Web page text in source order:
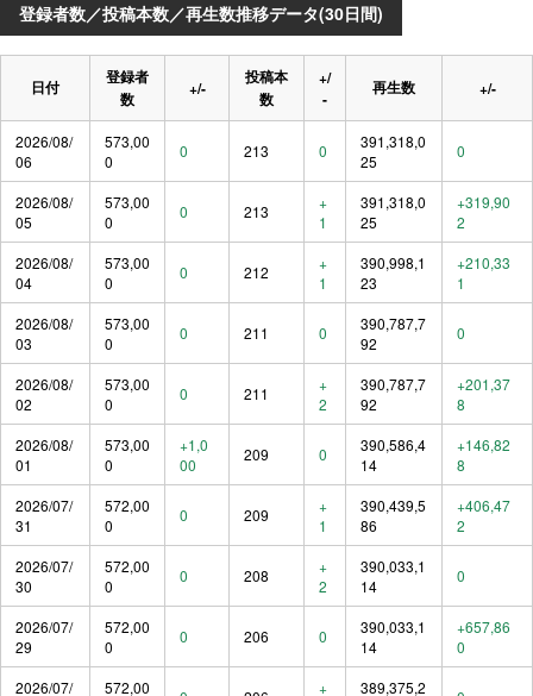
登録者数／投稿本数／再生数推移データ(30日間)
日付
登録者
数
+/-
投稿本
数
+/
-
再生数 +/-
2026/08/
06
573,00
0
0 213 0
391,318,0
25
0
2026/08/
05
573,00
0
0 213
+
1
391,318,0
25
+319,90
2
2026/08/
04
573,00
0
0 212
+
1
390,998,1
23
+210,33
1
2026/08/
03
573,00
0
0 211 0
390,787,7
92
0
2026/08/
02
573,00
0
0 211
+
2
390,787,7
92
+201,37
8
2026/08/
01
573,00
0
+1,0
00
209 0
390,586,4
14
+146,82
8
2026/07/
31
572,00
0
0 209
+
1
390,439,5
86
+406,47
2
2026/07/
30
572,00
0
0 208
+
2
390,033,1
14
0
2026/07/
29
572,00
0
0 206 0
390,033,1
14
+657,86
0
2026/07/
572,00
+
389,375,2